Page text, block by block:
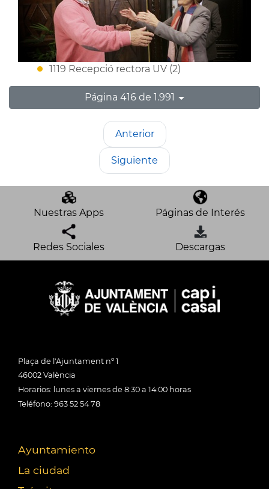
1119 Recepció rectora UV (2)
Página 416 de 1.991
Anterior
Siguiente
Nuestras Apps Páginas de Interés
Redes Sociales Descargas
Plaça de l'Ajuntament nº 1
46002 València
Horarios: lunes a viernes de 8:30 a 14:00 horas
Teléfono: 963 52 54 78
Ayuntamiento
La ciudad